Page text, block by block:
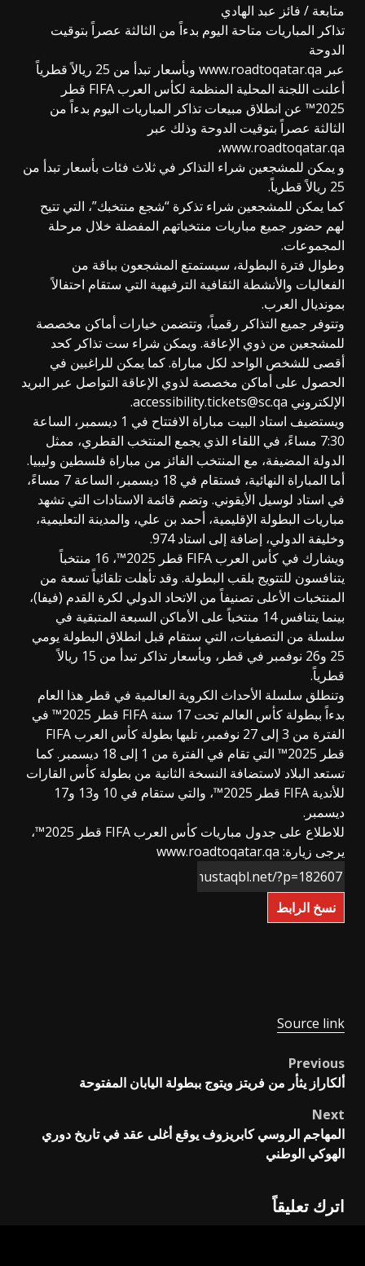
متابعة / فائز عبد الهادي
تذاكر المباريات متاحة اليوم بدءاً من الثالثة عصراً بتوقيت
الدوحة
عبر www.roadtoqatar.qa وبأسعار تبدأ من 25 ريالاً قطرياً
أعلنت اللجنة المحلية المنظمة لكأس العرب FIFA قطر
2025™️ عن انطلاق مبيعات تذاكر المباريات اليوم بدءاً من
الثالثة عصراً بتوقيت الدوحة وذلك عبر
www.roadtoqatar.qa،
و يمكن للمشجعين شراء التذاكر في ثلاث فئات بأسعار تبدأ من
25 ريالاً قطرياً.
كما يمكن للمشجعين شراء تذكرة “شجع منتخبك”، التي تتيح
لهم حضور جميع مباريات منتخباتهم المفضلة خلال مرحلة
المجموعات.
وطوال فترة البطولة، سيستمتع المشجعون بباقة من
الفعاليات والأنشطة الثقافية الترفيهية التي ستقام احتفالاً
بمونديال العرب.
وتتوفر جميع التذاكر رقمياً، وتتضمن خيارات أماكن مخصصة
للمشجعين من ذوي الإعاقة. ويمكن شراء ست تذاكر كحد
أقصى للشخص الواحد لكل مباراة. كما يمكن للراغبين في
الحصول على أماكن مخصصة لذوي الإعاقة التواصل عبر البريد
الإلكتروني accessibility.tickets@sc.qa.
ويستضيف استاد البيت مباراة الافتتاح في 1 ديسمبر، الساعة
7:30 مساءً، في اللقاء الذي يجمع المنتخب القطري، ممثل
الدولة المضيفة، مع المنتخب الفائز من مباراة فلسطين وليبيا.
أما المباراة النهائية، فستقام في 18 ديسمبر، الساعة 7 مساءً،
في استاد لوسيل الأيقوني. وتضم قائمة الاستادات التي تشهد
مباريات البطولة الإقليمية، أحمد بن علي، والمدينة التعليمية،
وخليفة الدولي، إضافة إلى استاد 974.
ويشارك في كأس العرب FIFA قطر 2025™️، 16 منتخباً
يتنافسون للتتويج بلقب البطولة. وقد تأهلت تلقائياً تسعة من
المنتخبات الأعلى تصنيفاً من الاتحاد الدولي لكرة القدم (فيفا)،
بينما يتنافس 14 منتخباً على الأماكن السبعة المتبقية في
سلسلة من التصفيات، التي ستقام قبل انطلاق البطولة يومي
25 و26 نوفمبر في قطر، وبأسعار تذاكر تبدأ من 15 ريالاً
قطرياً.
وتنطلق سلسلة الأحداث الكروية العالمية في قطر هذا العام
بدءاً ببطولة كأس العالم تحت 17 سنة FIFA قطر 2025™️ في
الفترة من 3 إلى 27 نوفمبر، تليها بطولة كأس العرب FIFA
قطر 2025™️ التي تقام في الفترة من 1 إلى 18 ديسمبر. كما
تستعد البلاد لاستضافة النسخة الثانية من بطولة كأس القارات
للأندية FIFA قطر 2025™️، والتي ستقام في 10 و13 و17
ديسمبر.
للاطلاع على جدول مباريات كأس العرب FIFA قطر 2025™️،
يرجى زيارة: www.roadtoqatar.qa
نسخ الرابط
Source link
Post
navigation
Previous
ألكاراز يثأر من فريتز ويتوج ببطولة اليابان المفتوحة
Next
المهاجم الروسي كابريزوف يوقع أغلى عقد في تاريخ دوري
الهوكي الوطني
اترك تعليقاً